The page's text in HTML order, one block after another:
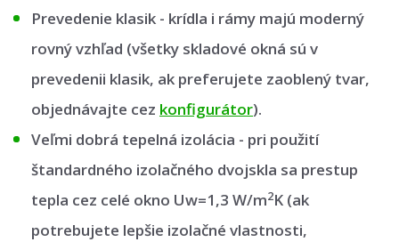
Prevedenie klasik - krídla i rámy majú moderný
rovný vzhľad (všetky skladové okná sú v
prevedenii klasik, ak preferujete zaoblený tvar,
objednávajte cez konfigurátor).
Veľmi dobrá tepelná izolácia - pri použití
štandardného izolačného dvojskla sa prestup
tepla cez celé okno Uw=1,3 W/m2K (ak
potrebujete lepšie izolačné vlastnosti,